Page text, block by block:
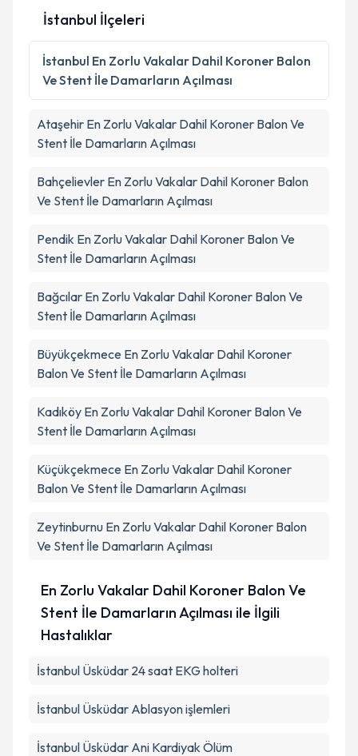
Kişisel verilerimin işlenmesine ilişkin
Aydınlatma
Metni 'ni okudum ve kişisel verilerimin belirtilen
kapsamda işlenmesini kabul ediyorum.
Takvim Talebini Gönder
İstanbul İlçeleri
İstanbul En Zorlu Vakalar Dahil Koroner Balon
Ve Stent İle Damarların Açılması
Ataşehir En Zorlu Vakalar Dahil Koroner Balon Ve
Stent İle Damarların Açılması
Bahçelievler En Zorlu Vakalar Dahil Koroner Balon
Ve Stent İle Damarların Açılması
Pendik En Zorlu Vakalar Dahil Koroner Balon Ve
Stent İle Damarların Açılması
Bağcılar En Zorlu Vakalar Dahil Koroner Balon Ve
Stent İle Damarların Açılması
Büyükçekmece En Zorlu Vakalar Dahil Koroner
Balon Ve Stent İle Damarların Açılması
Kadıköy En Zorlu Vakalar Dahil Koroner Balon Ve
Stent İle Damarların Açılması
Küçükçekmece En Zorlu Vakalar Dahil Koroner
Balon Ve Stent İle Damarların Açılması
Zeytinburnu En Zorlu Vakalar Dahil Koroner Balon
Ve Stent İle Damarların Açılması
En Zorlu Vakalar Dahil Koroner Balon Ve
Stent İle Damarların Açılması ile İlgili
Hastalıklar
İstanbul Üsküdar 24 saat EKG holteri
İstanbul Üsküdar Ablasyon işlemleri
İstanbul Üsküdar Ani Kardiyak Ölüm